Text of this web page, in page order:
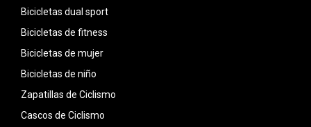
Bicicletas dual sport
Bicicletas de fitness
Bicicletas de mujer
Bicicletas de niño
Zapatillas de Ciclismo
Cascos de Ciclismo